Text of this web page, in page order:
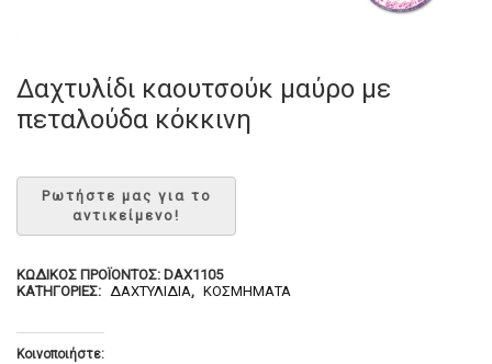
Δαχτυλίδι καουτσούκ μαύρο με
πεταλούδα κόκκινη
ΚΩΔΙΚΌΣ ΠΡΟΪΌΝΤΟΣ: DAX1105
ΚΑΤΗΓΟΡΊΕΣ: ΔΑΧΤΥΛΊΔΙΑ, ΚΟΣΜΉΜΑΤΑ
Κοινοποιήστε: